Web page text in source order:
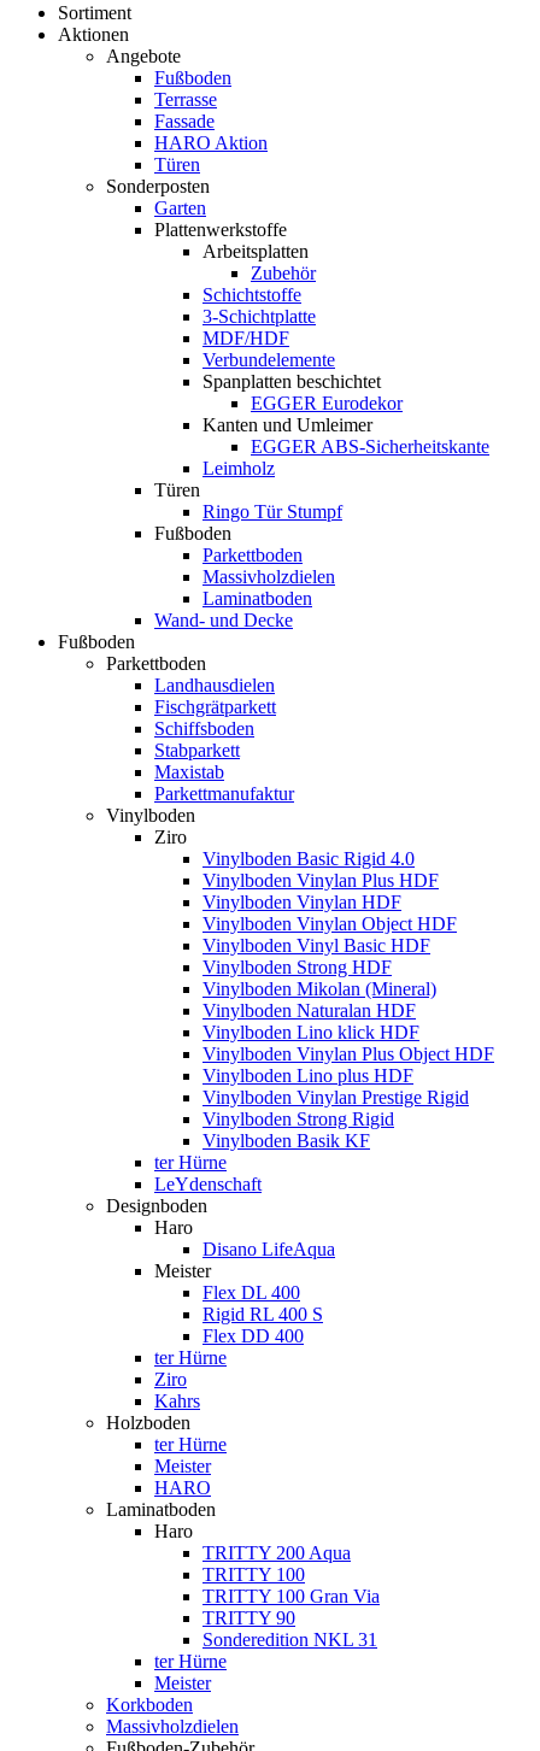
Sortiment
Aktionen
Angebote
Fußboden
Terrasse
Fassade
HARO Aktion
Türen
Sonderposten
Garten
Plattenwerkstoffe
Arbeitsplatten
Zubehör
Schichtstoffe
3-Schichtplatte
MDF/HDF
Verbundelemente
Spanplatten beschichtet
EGGER Eurodekor
Kanten und Umleimer
EGGER ABS-Sicherheitskante
Leimholz
Türen
Ringo Tür Stumpf
Fußboden
Parkettboden
Massivholzdielen
Laminatboden
Wand- und Decke
Fußboden
Parkettboden
Landhausdielen
Fischgrätparkett
Schiffsboden
Stabparkett
Maxistab
Parkettmanufaktur
Vinylboden
Ziro
Vinylboden Basic Rigid 4.0
Vinylboden Vinylan Plus HDF
Vinylboden Vinylan HDF
Vinylboden Vinylan Object HDF
Vinylboden Vinyl Basic HDF
Vinylboden Strong HDF
Vinylboden Mikolan (Mineral)
Vinylboden Naturalan HDF
Vinylboden Lino klick HDF
Vinylboden Vinylan Plus Object HDF
Vinylboden Lino plus HDF
Vinylboden Vinylan Prestige Rigid
Vinylboden Strong Rigid
Vinylboden Basik KF
ter Hürne
LeYdenschaft
Designboden
Haro
Disano LifeAqua
Meister
Flex DL 400
Rigid RL 400 S
Flex DD 400
ter Hürne
Ziro
Kahrs
Holzboden
ter Hürne
Meister
HARO
Laminatboden
Haro
TRITTY 200 Aqua
TRITTY 100
TRITTY 100 Gran Via
TRITTY 90
Sonderedition NKL 31
ter Hürne
Meister
Korkboden
Massivholzdielen